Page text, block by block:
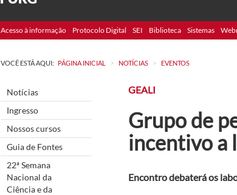
Acesso à informação Protocolo Digital SEI Biblioteca Sistemas
VOCÊ ESTÁ AQUI: PÁGINA INICIAL > NOTÍCIAS > EVENTOS
Notícias
Ingresso
Nossos cursos
Guia de Fontes
22ª Semana
Nacional da
Ciência e da
GEALI
Grupo de
incentivo a
Encontro debaterá os